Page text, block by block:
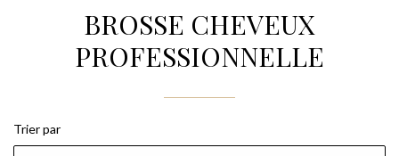
BROSSE CHEVEUX
PROFESSIONNELLE
Trier par